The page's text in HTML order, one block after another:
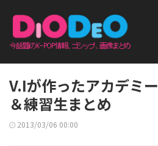
V.Iが作ったアカデミ
＆練習生まとめ
2013/03/06 00:00